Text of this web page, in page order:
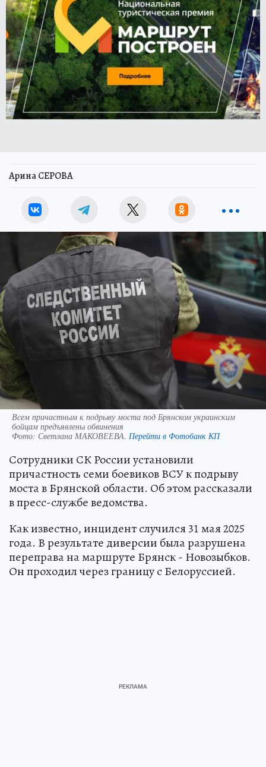
Арина СЕРОВА
Всем причастным к подрыву моста под Брянском украинским
бойцам предъявлены обвинения
Фото: Светлана МАКОВЕЕВА. Перейти в Фотобанк КП
Сотрудники СК России установили
причастность семи боевиков ВСУ к подрыву
моста в Брянской области. Об этом рассказали
в пресс-службе ведомства.
Как известно, инцидент случился 31 мая 2025
года. В результате диверсии была разрушена
переправа на маршруте Брянск - Новозыбков.
Он проходил через границу с Белоруссией.